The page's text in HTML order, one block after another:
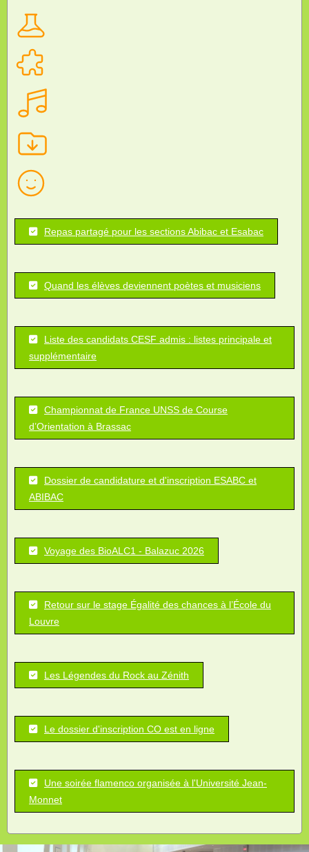
Repas partagé pour les sections Abibac et Esabac
Quand les élèves deviennent poètes et musiciens
Liste des candidats CESF admis : listes principale et
supplémentaire
Championnat de France UNSS de Course
d’Orientation à Brassac
Dossier de candidature et d'inscription ESABC et
ABIBAC
Voyage des BioALC1 - Balazuc 2026
Retour sur le stage Égalité des chances à l’École du
Louvre
Les Légendes du Rock au Zénith
Le dossier d'inscription CO est en ligne
Une soirée flamenco organisée à l'Université Jean-
Monnet